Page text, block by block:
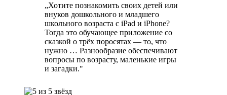
„Хотите познакомить своих детей или
внуков дошкольного и младшего
школьного возраста с iPad и iPhone?
Тогда это обучающее приложение со
сказкой о трёх поросятах — то, что
нужно … Разнообразие обеспечивают
вопросы по возрасту, маленькие игры
и загадки."